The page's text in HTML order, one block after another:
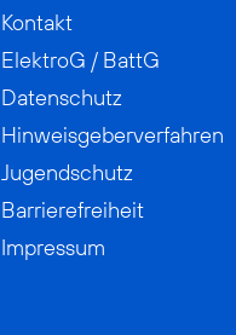
Kontakt
ElektroG / BattG
Datenschutz
Hinweisgeberverfahren
Jugendschutz
Barrierefreiheit
Impressum